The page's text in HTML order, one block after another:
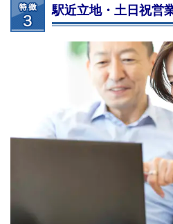
駅近立地・土日祝営